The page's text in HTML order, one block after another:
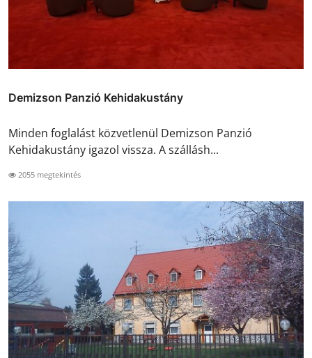
Demizson Panzió Kehidakustány
Minden foglalást közvetlenül Demizson Panzió
Kehidakustány igazol vissza. A szállásh...
2055 megtekintés